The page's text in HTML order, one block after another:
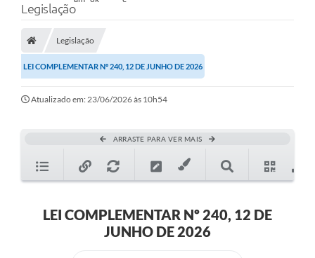
Legislação
Legislação
LEI COMPLEMENTAR Nº 240, 12 DE JUNHO DE 2026
Atualizado em: 23/06/2026 às 10h54
ARRASTE PARA VER MAIS
LEI COMPLEMENTAR Nº 240, 12 DE
JUNHO DE 2026